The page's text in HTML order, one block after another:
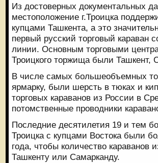
Из достоверных документальных
местоположение г.Троицка
купцами Ташкента, а это
первый русский торговый караван
линии. Основным торговыми
Троицкого торжища были Ташкент,
В числе самых большеобъемных
ярмарку, были шерсть в тюках и
торговых караванов из России в
потомственные проводники
Последние десятилетия 19 и тем
Троицка с купцами Востока были
года, чтобы количество караванов
Ташкенту или Самарканду.